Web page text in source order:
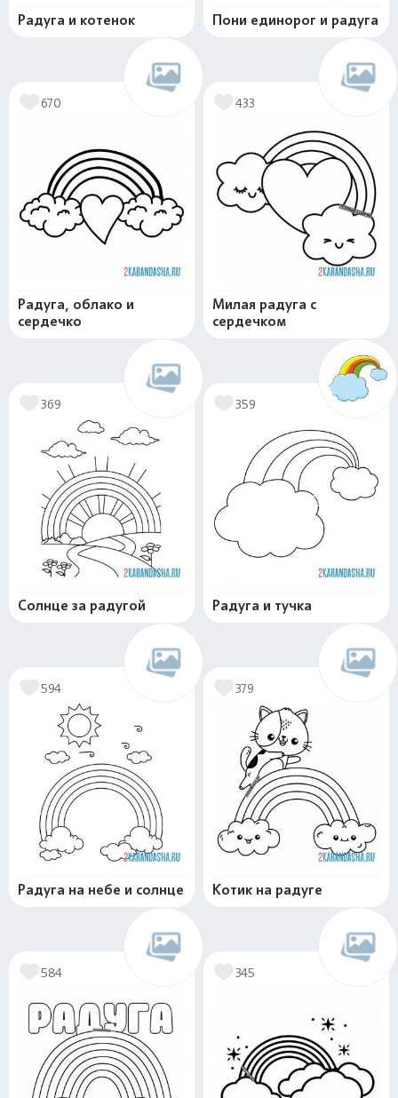
Радуга и котенок Пони единорог и радуга
670
Радуга, облако и
сердечко
433
Милая радуга с
сердечком
369
Солнце за радугой
359
Радуга и тучка
594
Радуга на небе и солнце
379
Котик на радуге
584 345